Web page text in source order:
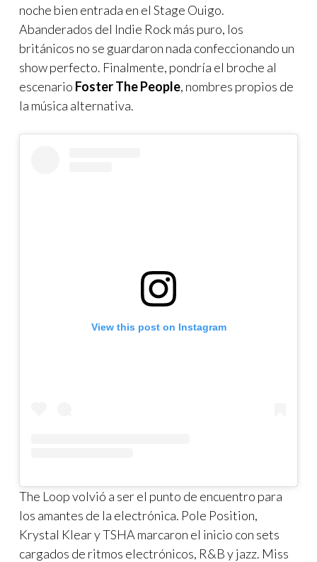
noche bien entrada en el Stage Ouigo.
Abanderados del Indie Rock más puro, los
británicos no se guardaron nada confeccionando un
show perfecto. Finalmente, pondría el broche al
escenario Foster The People, nombres propios de
la música alternativa.
View this post on Instagram
The Loop volvió a ser el punto de encuentro para
los amantes de la electrónica. Pole Position,
Krystal Klear y TSHA marcaron el inicio con sets
cargados de ritmos electrónicos, R&B y jazz. Miss